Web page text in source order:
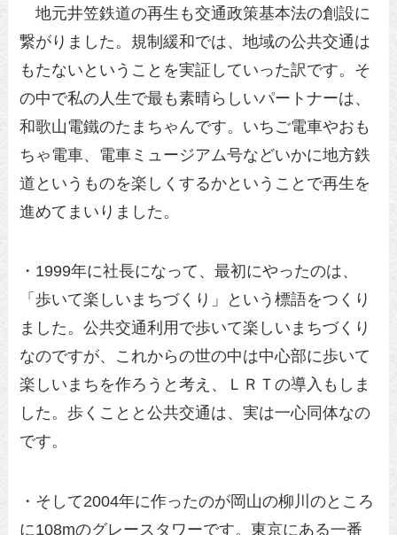
地元井笠鉄道の再生も交通政策基本法の創設に
繋がりました。規制緩和では、地域の公共交通は
もたないということを実証していった訳です。そ
の中で私の人生で最も素晴らしいパートナーは、
和歌山電鐵のたまちゃんです。いちご電車やおも
ちゃ電車、電車ミュージアム号などいかに地方鉄
道というものを楽しくするかということで再生を
進めてまいりました。
・1999年に社長になって、最初にやったのは、
「歩いて楽しいまちづくり」という標語をつくり
ました。公共交通利用で歩いて楽しいまちづくり
なのですが、これからの世の中は中心部に歩いて
楽しいまちを作ろうと考え、ＬＲＴの導入もしま
した。歩くことと公共交通は、実は一心同体なの
です。
・そして2004年に作ったのが岡山の柳川のところ
に108mのグレースタワーです。東京にある一番